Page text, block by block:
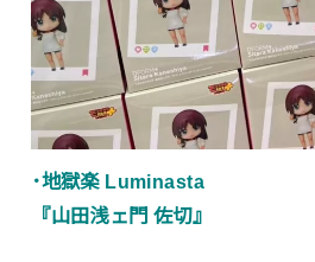
･地獄楽 Luminasta
『山田浅ェ門 佐切』